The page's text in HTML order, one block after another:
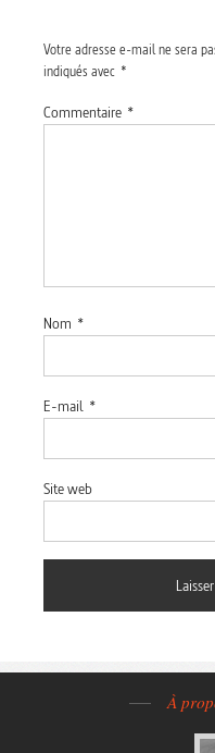
Votre adresse e-mail ne sera
indiqués avec *
Commentaire *
Nom *
E-mail *
Site web
À